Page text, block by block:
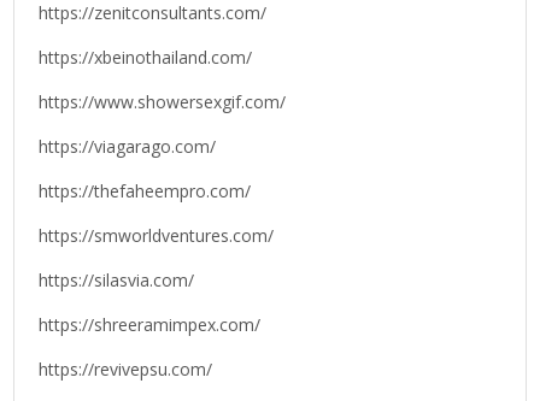
https://zenitconsultants.com/
https://xbeinothailand.com/
https://www.showersexgif.com/
https://viagarago.com/
https://thefaheempro.com/
https://smworldventures.com/
https://silasvia.com/
https://shreeramimpex.com/
https://revivepsu.com/